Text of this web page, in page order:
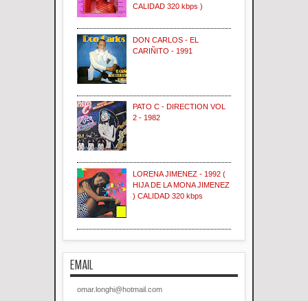
CALIDAD 320 kbps )
DON CARLOS - EL
CARIÑITO - 1991
PATO C - DIRECTION VOL
2 - 1982
LORENA JIMENEZ - 1992 (
HIJA DE LA MONA JIMENEZ
) CALIDAD 320 kbps
EMAIL
omar.longhi@hotmail.com